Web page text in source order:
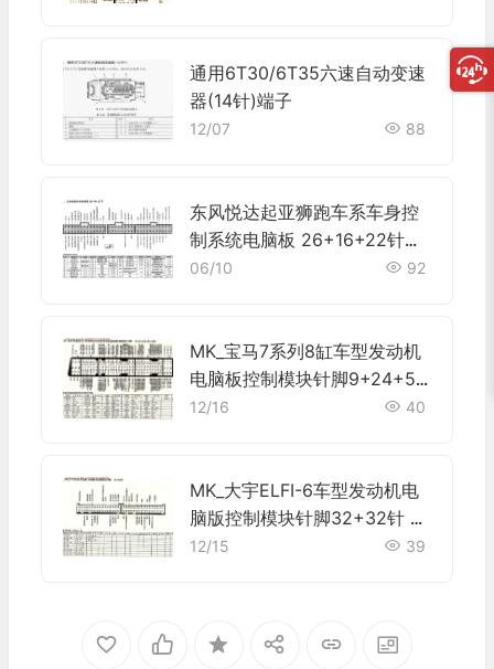
通用6T30/6T35六速自动变速
器(14针)端子
12/07 88
东风悦达起亚狮跑车系车身控
制系统电脑板 26+16+22针端
子
06/10 92
MK_宝马7系列8缸车型发动机
电脑板控制模块针脚9+24+52
+40+9针 端子图
12/16 40
MK_大宇ELFI-6车型发动机电
脑版控制模块针脚32+32针 端
子图
12/15 39